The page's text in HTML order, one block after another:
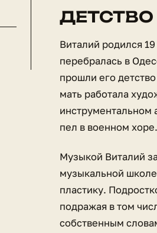
Виталий родился
перебралась в
прошли его
мать работала
инструментальном
пел в военном хоре.
Музыкой Виталий
музыкальной
пластику.
подражая в том
собственным